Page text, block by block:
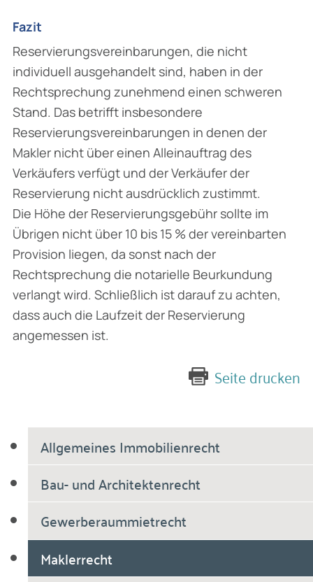
Allgemeines Immobilienrecht
Bau- und Architektenrecht
Gewerberaummietrecht
Maklerrecht
Fazit
Reservierungsvereinbarungen, die nicht
individuell ausgehandelt sind, haben in der
Rechtsprechung zunehmend einen schweren
Stand. Das betrifft insbesondere
Reservierungsvereinbarungen in denen der
Makler nicht über einen Alleinauftrag des
Verkäufers verfügt und der Verkäufer der
Reservierung nicht ausdrücklich zustimmt.
Die Höhe der Reservierungsgebühr sollte im
Übrigen nicht über 10 bis 15 % der vereinbarten
Provision liegen, da sonst nach der
Rechtsprechung die notarielle Beurkundung
verlangt wird. Schließlich ist darauf zu achten,
dass auch die Laufzeit der Reservierung
angemessen ist.
Seite drucken